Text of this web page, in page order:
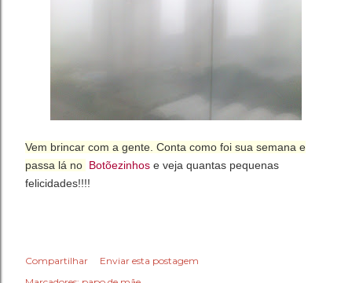
Vem brincar com a gente. Conta como foi sua semana e
passa lá no Botõezinhos e veja quantas pequenas
felicidades!!!!
Compartilhar
Enviar esta postagem